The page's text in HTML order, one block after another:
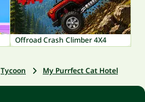
Offroad Crash Climber 4X4
Tycoon My Purrfect Cat Hotel